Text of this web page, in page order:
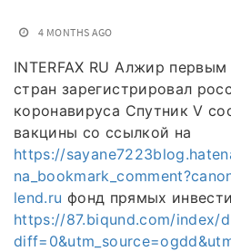
4 MONTHS AGO
INTERFAX RU Алжир
стран зарегистрировал
коронавируса Спутник V
вакцины со ссылкой на
https://
lend.ru фонд прямых
https://87.biqund.com/index/